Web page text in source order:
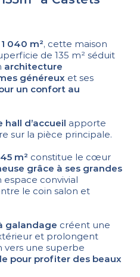
040 m², cette maison
de 135 m² séduit
architecture
généreux et ses
un confort au
hall d’accueil apporte
sur la pièce principale.
m² constitue le cœur
grâce à ses grandes
espace convivial
le coin salon et
galandage créent une
et prolongent
vers une superbe
pour profiter des beaux